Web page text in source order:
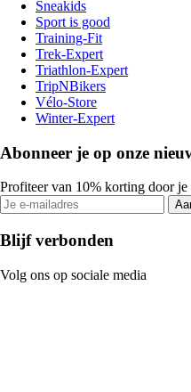
Sneakids
Sport is good
Training-Fit
Trek-Expert
Triathlon-Expert
TripNBikers
Vélo-Store
Winter-Expert
Abonneer je op onze
Profiteer van 10% korting door
Blijf verbonden
Volg ons op sociale media